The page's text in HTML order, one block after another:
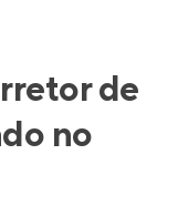
de
no